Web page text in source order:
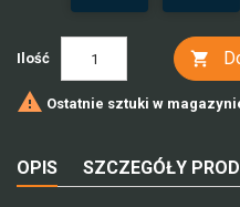
Ilość 
 Ostatnie sztuki w
OPIS SZCZEGÓŁY